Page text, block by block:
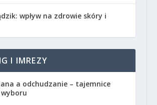
wpływ na zdrowie skóry i
I IMREZY
a odchudzanie – tajemnice